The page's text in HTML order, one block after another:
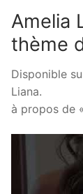
Amelia
thème
Disponible
Liana.
à propos de